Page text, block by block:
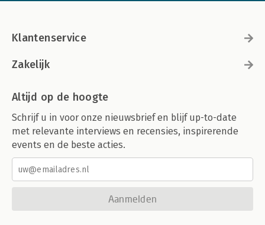
Klantenservice
Zakelijk
Altijd op de hoogte
Schrijf u in voor onze nieuwsbrief en blijf up-to-date
met relevante interviews en recensies, inspirerende
events en de beste acties.
Aanmelden